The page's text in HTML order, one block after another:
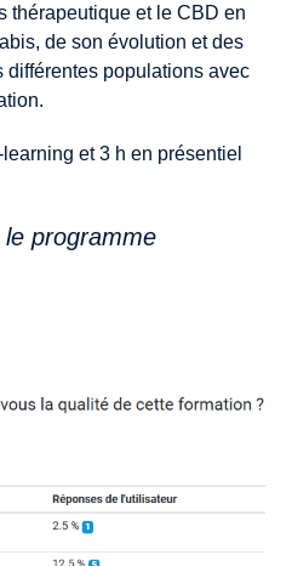
thérapeutique et le CBD en
de son évolution et des
différentes populations avec
et 3 h en présentiel
programme